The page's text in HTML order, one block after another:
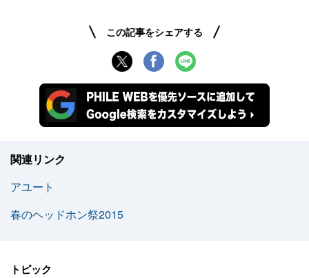
この記事をシェアする
関連リンク
アユート
春のヘッドホン祭2015
トピック